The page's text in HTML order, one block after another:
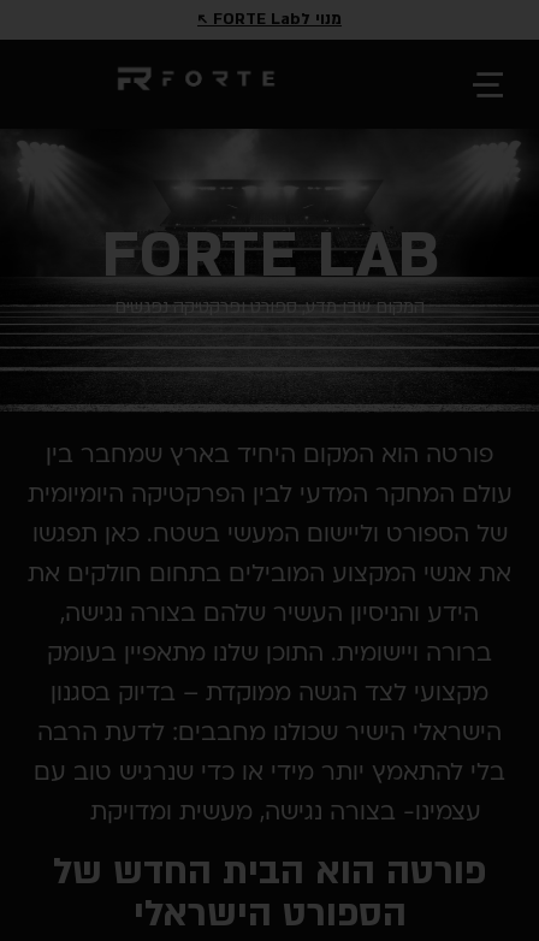
FORTE LAB
המקום שבו מדע, ספורט ופרקטיקה נפגשים
הוא המקום היחיד בארץ שמחבר בין
המחקר המדעי לבין הפרקטיקה היומיומית
וליישום המעשי בשטח. כאן תפגשו
המקצוע המובילים בתחום חולקים את
והניסיון העשיר שלהם בצורה נגישה,
ויישומית. התוכן שלנו מתאפיין בעומק
לצד הגשה ממוקדת – בדיוק בסגנון
הישיר שכולנו מחבבים: לדעת הרבה
להתאמץ יותר מידי או כדי שנרגיש טוב עם
בצורה נגישה, מעשית ומדויקת
הוא הבית החדש של
הספורט הישראלי